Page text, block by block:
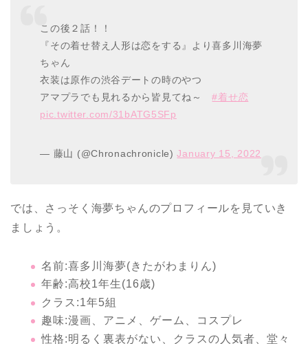
この後２話！！
『その着せ替え人形は恋をする』より喜多川海夢
ちゃん
衣装は原作の渋谷デートの時のやつ
アマプラでも見れるから皆見てね～#着せ恋
pic.twitter.com/31bATG5SFp
— 藤山 (@Chronachronicle)January 15, 2022
では、さっそく海夢ちゃんのプロフィールを見ていき
ましょう。
名前:喜多川海夢(きたがわまりん)
年齢:高校1年生(16歳)
クラス:1年5組
趣味:漫画、アニメ、ゲーム、コスプレ
性格:明るく裏表がない、クラスの人気者、堂々